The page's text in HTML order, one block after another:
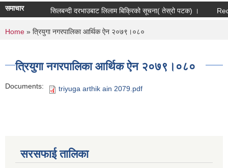
समाचार सिलबन्दी दरभाउबाट लिलाम बिक्रिको सूचना( तेस्रो पटक) ।
You are here
Home » त्रियुगा नगरपालिका आर्थिक ऐन २०७९।०८०
त्रियुगा नगरपालिका आर्थिक ऐन २०७९।०८०
Documents: triyuga arthik ain 2079.pdf
सरसफाई तालिका